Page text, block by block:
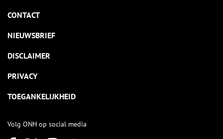
CONTACT
NIEUWSBRIEF
DISCLAIMER
PRIVACY
TOEGANKELIJKHEID
Volg ONH op social media